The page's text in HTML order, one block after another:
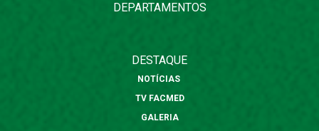
DEPARTAMENTOS
DESTAQUE
NOTÍCIAS
TV FACMED
GALERIA